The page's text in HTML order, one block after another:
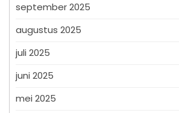
september 2025
augustus 2025
juli 2025
juni 2025
mei 2025